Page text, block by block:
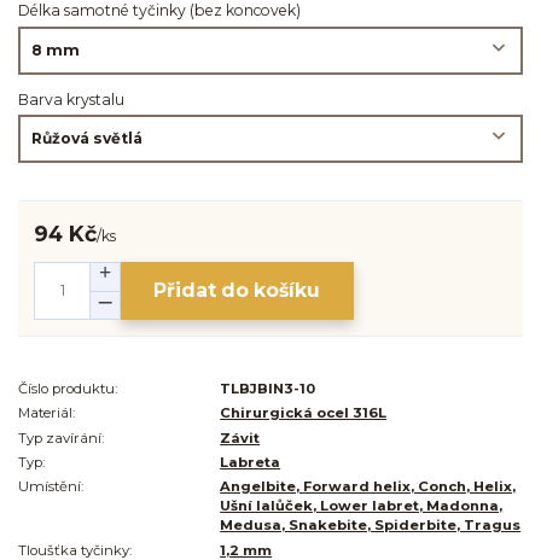
Délka samotné tyčinky (bez koncovek)
Barva krystalu
94 Kč/ks
Přidat do košíku
Číslo produktu:
TLBJBIN3-10
Materiál:
Chirurgická ocel 316L
Typ zavírání:
Závit
Typ:
Labreta
Umístění:
Angelbite, Forward helix, Conch, Helix,
Ušní lalůček, Lower labret, Madonna,
Medusa, Snakebite, Spiderbite, Tragus
Tloušťka tyčinky:
1,2 mm